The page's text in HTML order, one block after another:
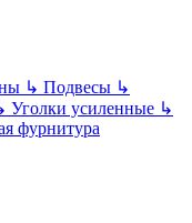
↳ Подвесы ↳
Уголки усиленные ↳
фурнитура